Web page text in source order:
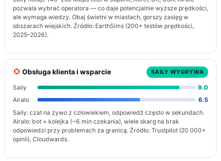
pozwala wybrać operatora — co daje potencjalnie wyższe prędkości,
ale wymaga wiedzy. Obaj świetni w miastach, gorszy zasięg w
obszarach wiejskich. Źródło: EarthSims (200+ testów prędkości,
2025–2026).
Obsługa klienta i wsparcie SAILY WYGRYWA
Saily
9.0
Airalo
6.5
Saily: czat na żywo z człowiekiem, odpowiedź często w sekundach.
Airalo: bot + kolejka (~6 min czekania), wiele skarg na brak
odpowiedzi przy problemach za granicą. Źródło: Trustpilot (20 000+
opinii), Cloudwards.